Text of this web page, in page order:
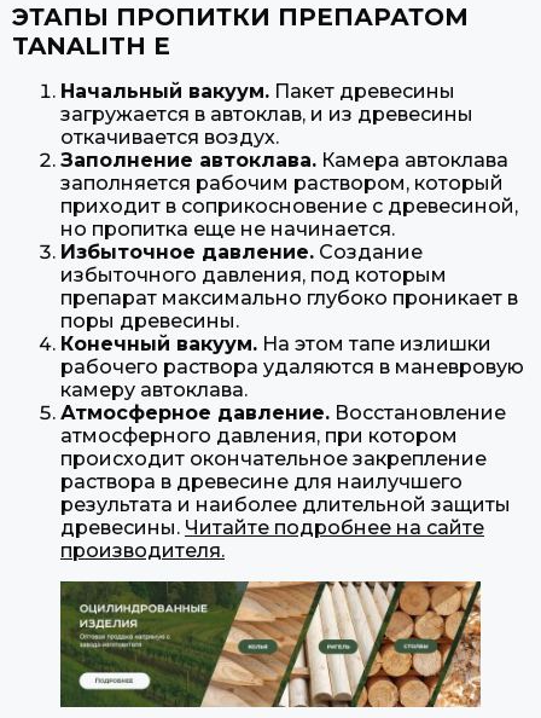
ЭТАПЫ ПРОПИТКИ ПРЕПАРАТОМ
TANALITH E
Начальный вакуум. Пакет древесины
загружается в автоклав, и из древесины
откачивается воздух.
Заполнение автоклава. Камера автоклава
заполняется рабочим раствором, который
приходит в соприкосновение с древесиной,
но пропитка еще не начинается.
Избыточное давление. Создание
избыточного давления, под которым
препарат максимально глубоко проникает в
поры древесины.
Конечный вакуум. На этом тапе излишки
рабочего раствора удаляются в маневровую
камеру автоклава.
Атмосферное давление. Восстановление
атмосферного давления, при котором
происходит окончательное закрепление
раствора в древесине для наилучшего
результата и наиболее длительной защиты
древесины. Читайте подробнее на сайте
производителя.